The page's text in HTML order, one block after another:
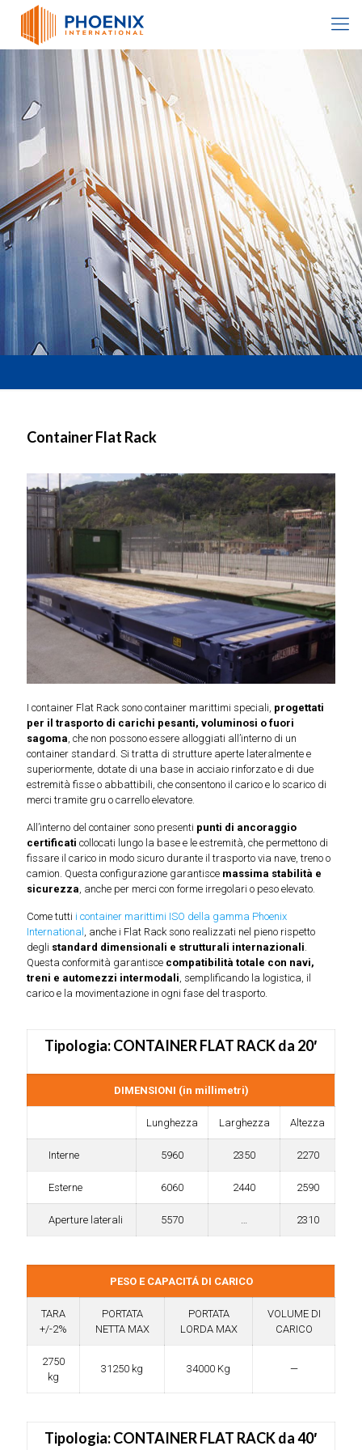
Container Flat Rack
I container Flat Rack sono container marittimi speciali, progettati
per il trasporto di carichi pesanti, voluminosi o fuori
sagoma , che non possono essere alloggiati all’interno di un
container standard. Si tratta di strutture aperte lateralmente e
superiormente, dotate di una base in acciaio rinforzato e di due
estremità fisse o abbattibili, che consentono il carico e lo scarico di
merci tramite gru o carrello elevatore.
All’interno del container sono presenti punti di ancoraggio
certificati collocati lungo la base e le estremità, che permettono di
fissare il carico in modo sicuro durante il trasporto via nave, treno o
camion. Questa configurazione garantisce massima stabilità e
sicurezza , anche per merci con forme irregolari o peso elevato.
Come tutti i container marittimi ISO della gamma Phoenix
International , anche i Flat Rack sono realizzati nel pieno rispetto
degli standard dimensionali e strutturali internazionali
Questa conformità garantisce compatibilità totale con navi,
treni e automezzi intermodali , semplificando la logistica, il
carico e la movimentazione in ogni fase del trasporto.
Tipologia: CONTAINER FLAT RACK da 20′
DIMENSIONI (in millimetri)
Lunghezza Larghezza Altezza
Interne 5960 2350 2270
Esterne 6060 2440 2590
Aperture laterali 5570 2310
PESO E CAPACITÁ DI CARICO
TARA
+/-2%
PORTATA
NETTA MAX
PORTATA
LORDA MAX
VOLUME DI
CARICO
2750
kg
31250 kg 34000 Kg —
Tipologia: CONTAINER FLAT RACK da 40′